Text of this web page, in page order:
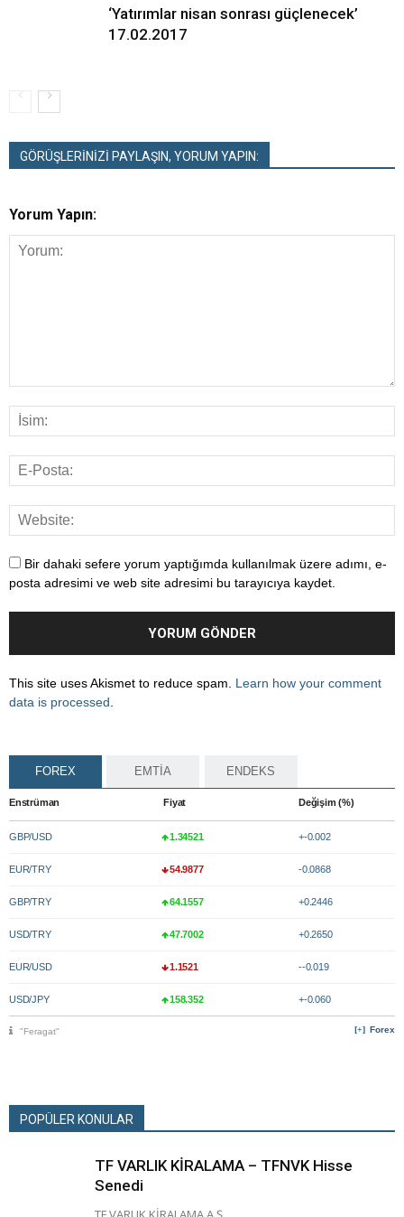
‘Yatırımlar nisan sonrası güçlenecek’
17.02.2017
GÖRÜŞLERİNİZİ PAYLAŞIN, YORUM YAPIN:
Yorum Yapın:
Bir dahaki sefere yorum yaptığımda kullanılmak üzere adımı, e-
posta adresimi ve web site adresimi bu tarayıcıya kaydet.
This site uses Akismet to reduce spam. Learn how your comment
data is processed
FOREX EMTİA ENDEKS
Enstrüman Fiyat Değişim (%)
GBP/USD 1.34521 +-0.002
EUR/TRY 54.9877 -0.0868
GBP/TRY 64.1557 +0.2446
USD/TRY 47.7002 +0.2650
EUR/USD 1.1521 --0.019
USD/JPY 158.352 +-0.060
Forex
"Feragat"
POPÜLER KONULAR
TF VARLIK KİRALAMA – TFNVK Hisse
Senedi